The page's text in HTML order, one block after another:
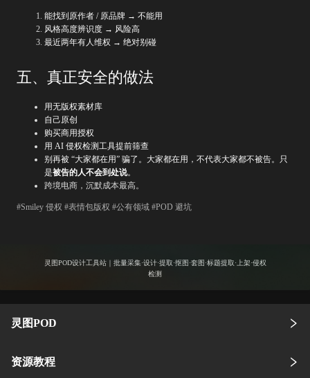
能找到原作者 / 原品牌 → 不能用
风格高度辨识度 → 风险高
最近两年有人维权 → 绝对别碰
五、真正安全的做法
用无版权素材库
自己原创
购买商用授权
用 AI 侵权检测工具提前筛查
别再被 “大家都在用” 骗了。大家都在用，不代表大家都不被告。只
是被告的人不会到处说。
跨境电商，沉默成本最高。
#Smiley 侵权 #表情包版权 #公有领域 #POD 避坑
灵图POD设计工具站｜批量采集·设计·提取·抠图·套图·标题提取·上架·侵权
检测
灵图POD
资源教程